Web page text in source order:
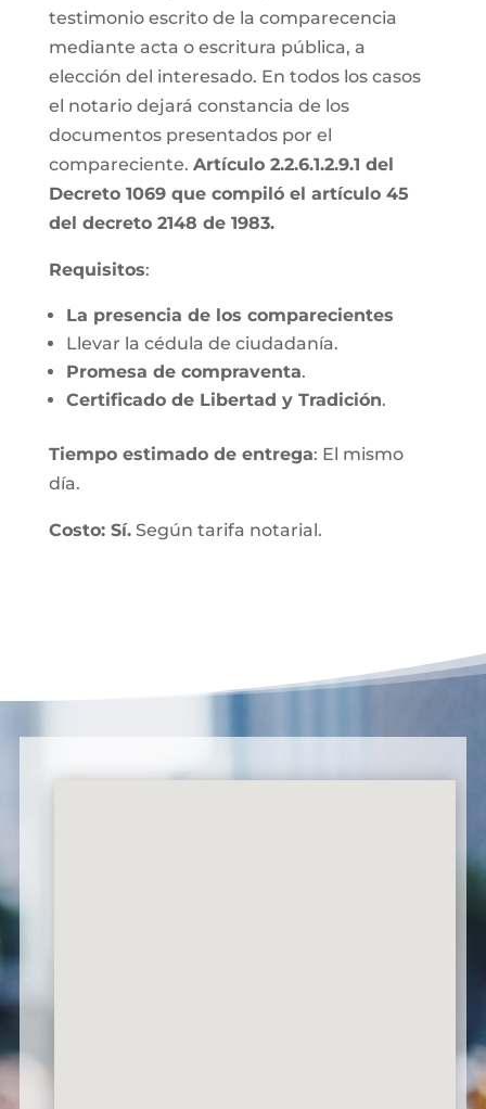
testimonio escrito de la comparecencia
mediante acta o escritura pública, a
elección del interesado. En todos los casos
el notario dejará constancia de los
documentos presentados por el
compareciente. Artículo 2.2.6.1.2.9.1 del
Decreto 1069 que compiló el artículo 45
del decreto 2148 de 1983.
Requisitos:
La presencia de los comparecientes
Llevar la cédula de ciudadanía.
Promesa de compraventa.
Certificado de Libertad y Tradición.
Tiempo estimado de entrega: El mismo
día.
Costo: Sí.Según tarifa notarial.